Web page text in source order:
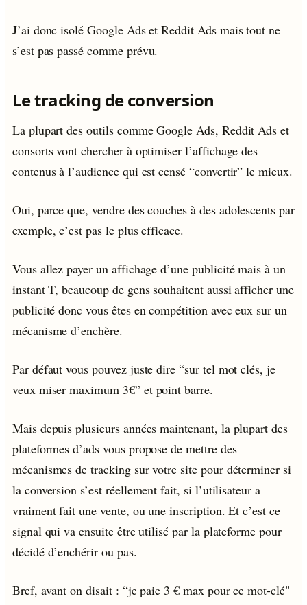
J’ai donc isolé Google Ads et Reddit Ads mais tout ne
s’est pas passé comme prévu.
Le tracking de conversion
La plupart des outils comme Google Ads, Reddit Ads et
consorts vont chercher à optimiser l’affichage des
contenus à l’audience qui est censé “convertir” le mieux.
Oui, parce que, vendre des couches à des adolescents par
exemple, c’est pas le plus efficace.
Vous allez payer un affichage d’une publicité mais à un
instant T, beaucoup de gens souhaitent aussi afficher une
publicité donc vous êtes en compétition avec eux sur un
mécanisme d’enchère.
Par défaut vous pouvez juste dire “sur tel mot clés, je
veux miser maximum 3€” et point barre.
Mais depuis plusieurs années maintenant, la plupart des
plateformes d’ads vous propose de mettre des
mécanismes de tracking sur votre site pour déterminer si
la conversion s’est réellement fait, si l’utilisateur a
vraiment fait une vente, ou une inscription. Et c’est ce
signal qui va ensuite être utilisé par la plateforme pour
décidé d’enchérir ou pas.
Bref, avant on disait : “je paie 3 € max pour ce mot-clé"